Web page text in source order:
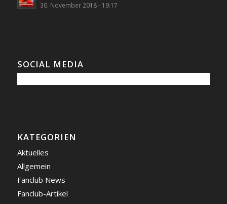
30. November 2018 - 19:17
SOCIAL MEDIA
KATEGORIEN
Aktuelles
Allgemein
Fanclub News
Fanclub-Artikel